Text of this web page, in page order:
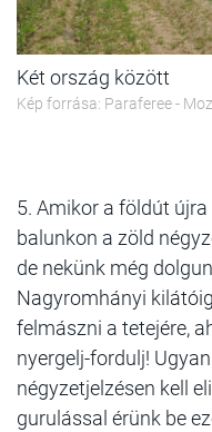
Két ország között
Kép forrása: Paraferee -
5. Amikor a földút
balunkon a zöld
de nekünk még
Nagyromhányi
felmászni a tetejére,
nyergelj-fordulj!
négyzetjelzésen kell
gurulással érünk be